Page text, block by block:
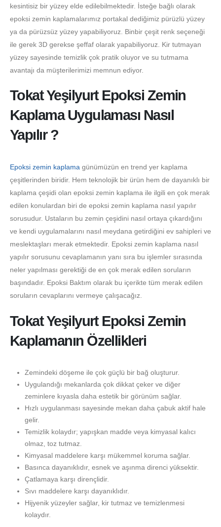
kesintisiz bir yüzey elde edilebilmektedir. İsteğe bağlı olarak
epoksi zemin kaplamalarımız portakal dediğimiz pürüzlü yüzey
ya da pürüzsüz yüzey yapabiliyoruz. Binbir çeşit renk seçeneği
ile gerek 3D gerekse şeffaf olarak yapabiliyoruz. Kir tutmayan
yüzey sayesinde temizlik çok pratik oluyor ve su tutmama
avantajı da müşterilerimizi memnun ediyor.
Tokat Yeşilyurt Epoksi Zemin
Kaplama Uygulaması Nasıl
Yapılır ?
Epoksi zemin kaplama günümüzün en trend yer kaplama
çeşitlerinden biridir. Hem teknolojik bir ürün hem de dayanıklı bir
kaplama çeşidi olan epoksi zemin kaplama ile ilgili en çok merak
edilen konulardan biri de epoksi zemin kaplama nasıl yapılır
sorusudur. Ustaların bu zemin çeşidini nasıl ortaya çıkardığını
ve kendi uygulamalarını nasıl meydana getirdiğini ev sahipleri ve
meslektaşları merak etmektedir. Epoksi zemin kaplama nasıl
yapılır sorusunu cevaplamanın yanı sıra bu işlemler sırasında
neler yapılması gerektiği de en çok merak edilen soruların
başındadır. Epoksi Baktım olarak bu içerikte tüm merak edilen
soruların cevaplarını vermeye çalışacağız.
Tokat Yeşilyurt Epoksi Zemin
Kaplamanın Özellikleri
Zemindeki döşeme ile çok güçlü bir bağ oluşturur.
Uygulandığı mekanlarda çok dikkat çeker ve diğer
zeminlere kıyasla daha estetik bir görünüm sağlar.
Hızlı uygulanması sayesinde mekan daha çabuk aktif hale
gelir.
Temizlik kolaydır; yapışkan madde veya kimyasal kalıcı
olmaz, toz tutmaz.
Kimyasal maddelere karşı mükemmel koruma sağlar.
Basınca dayanıklıdır, esnek ve aşınma direnci yüksektir.
Çatlamaya karşı dirençlidir.
Sıvı maddelere karşı dayanıklıdır.
Hijyenik yüzeyler sağlar, kir tutmaz ve temizlenmesi
kolaydır.